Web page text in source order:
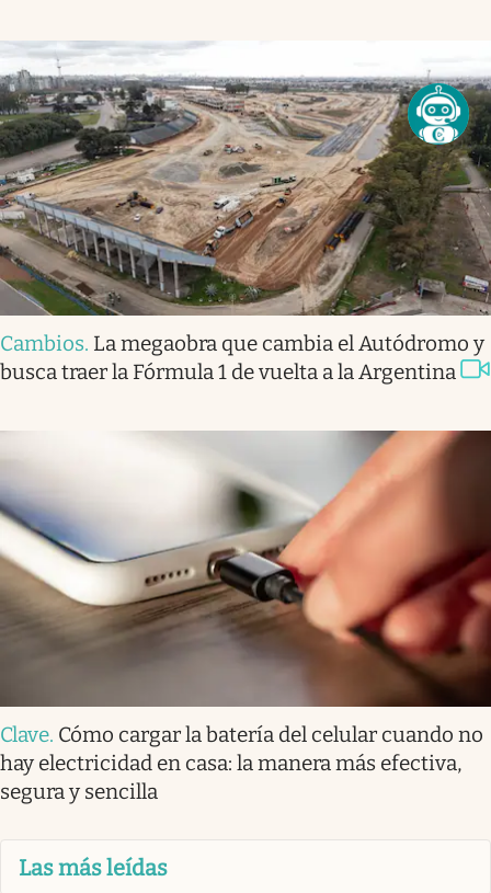
Cambios. La megaobra que cambia el Autódromo y
busca traer la Fórmula 1 de vuelta a la Argentina
Clave. Cómo cargar la batería del celular cuando no
hay electricidad en casa: la manera más efectiva,
segura y sencilla
Las más leídas